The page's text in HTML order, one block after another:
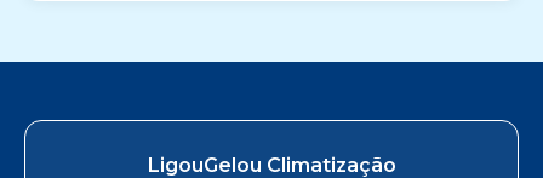
LigouGelou Climatização